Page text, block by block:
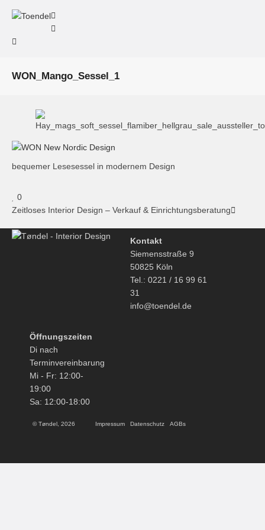
WON_Mango_Sessel_1
bequemer Lesesessel in modernem Design
0
Zeitloses Interior Design – Verkauf & Einrichtungsberatung
Kontakt
Siemensstraße 9
50825 Köln
Tel.: 0221 / 16 99 61
31
info@toendel.de
Öffnungszeiten
Di nach
Terminvereinbarung
Mi - Fr: 12:00-
19:00
Sa: 12:00-18:00
© Tøndel, 2026 Impressum Datenschutz AGBs